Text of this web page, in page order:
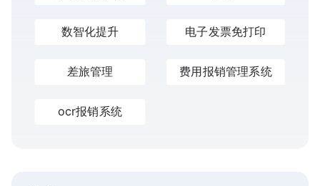
数智化提升 电子发票免打印
差旅管理 费用报销管理系统
ocr报销系统